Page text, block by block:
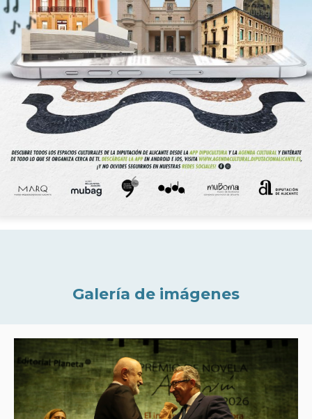
Galería de imágenes